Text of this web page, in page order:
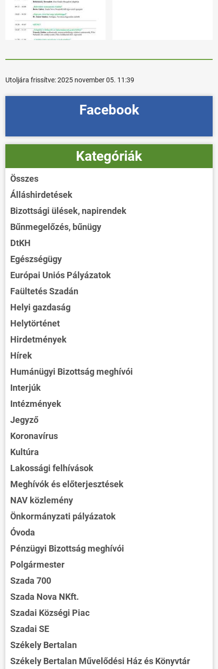
Utoljára frissítve:2025 november 05. 11:39
Facebook
Kategóriák
Összes
Álláshirdetések
Bizottsági ülések, napirendek
Bűnmegelőzés, bűnügy
DtKH
Egészségügy
Európai Uniós Pályázatok
Faültetés Szadán
Helyi gazdaság
Helytörténet
Hirdetmények
Hírek
Humánügyi Bizottság meghívói
Interjúk
Intézmények
Jegyző
Koronavírus
Kultúra
Lakossági felhívások
Meghívók és előterjesztések
NAV közlemény
Önkormányzati pályázatok
Óvoda
Pénzügyi Bizottság meghívói
Polgármester
Szada 700
Szada Nova NKft.
Szadai Községi Piac
Szadai SE
Székely Bertalan
Székely Bertalan Művelődési Ház és Könyvtár